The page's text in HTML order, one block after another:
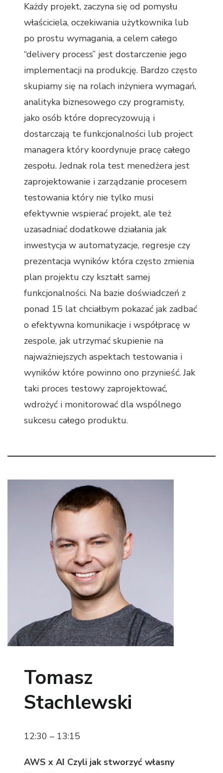
Każdy projekt, zaczyna się od pomysłu
właściciela, oczekiwania użytkownika lub
po prostu wymagania, a celem całego
“delivery process” jest dostarczenie jego
implementacji na produkcję. Bardzo często
skupiamy się na rolach inżyniera wymagań,
analityka biznesowego czy programisty,
jako osób które doprecyzowują i
dostarczają te funkcjonalności lub project
managera który koordynuje pracę całego
zespołu. Jednak rola test menedżera jest
zaprojektowanie i zarządzanie procesem
testowania który nie tylko musi
efektywnie wspierać projekt, ale też
uzasadniać dodatkowe działania jak
inwestycja w automatyzacje, regresje czy
prezentacja wyników która często zmienia
plan projektu czy kształt samej
funkcjonalności. Na bazie doświadczeń z
ponad 15 lat chciałbym pokazać jak zadbać
o efektywna komunikacje i współpracę w
zespole, jak utrzymać skupienie na
najważniejszych aspektach testowania i
wyników które powinno ono przynieść. Jak
taki proces testowy zaprojektować,
wdrożyć i monitorować dla wspólnego
sukcesu całego produktu.
Tomasz
Stachlewski
12:30 – 13:15
AWS x AI Czyli jak stworzyć własny